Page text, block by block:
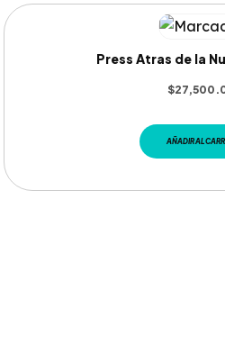
Press Atras de la
$
AÑADIR AL